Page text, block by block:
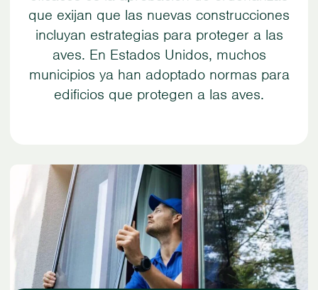
que exijan que las nuevas construcciones
incluyan estrategias para proteger a las
aves. En Estados Unidos, muchos
municipios ya han adoptado normas para
edificios que protegen a las aves.